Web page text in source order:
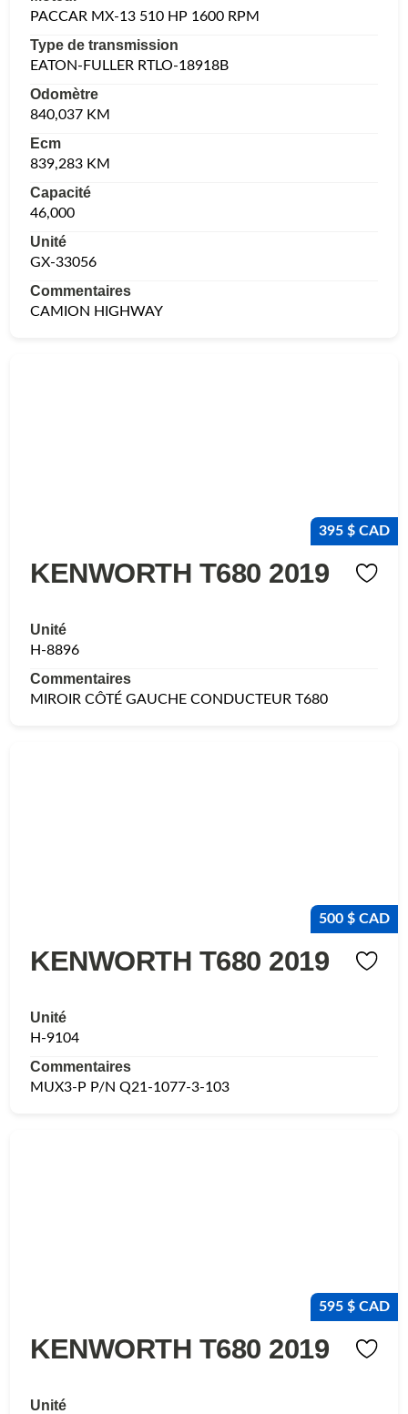
PACCAR MX-13 510 HP 1600 RPM
Type de transmission
EATON-FULLER RTLO-18918B
Odomètre
840,037 KM
Ecm
839,283 KM
Capacité
46,000
Unité
GX-33056
Commentaires
CAMION HIGHWAY
395 $ CAD
KENWORTH T680 2019
Unité
H-8896
Commentaires
MIROIR CÔTÉ GAUCHE CONDUCTEUR T680
500 $ CAD
KENWORTH T680 2019
Unité
H-9104
Commentaires
MUX3-P P/N Q21-1077-3-103
595 $ CAD
KENWORTH T680 2019
Unité